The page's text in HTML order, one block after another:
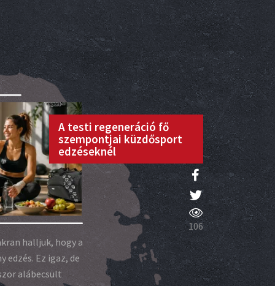
halljuk, hogy a
edzés. Ez igaz, de
alábecsült
A testi regeneráció fő
szempontjai küzdősport
edzéseknél
106